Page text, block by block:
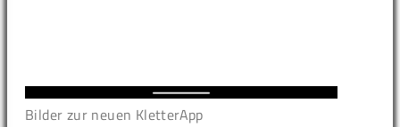
Bilder zur neuen KletterApp